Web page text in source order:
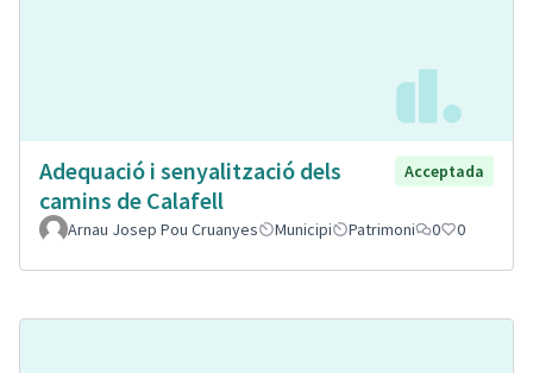
Adequació i senyalització dels
camins de Calafell
Acceptada
Arnau Josep Pou Cruanyes Municipi Patrimoni 0 0